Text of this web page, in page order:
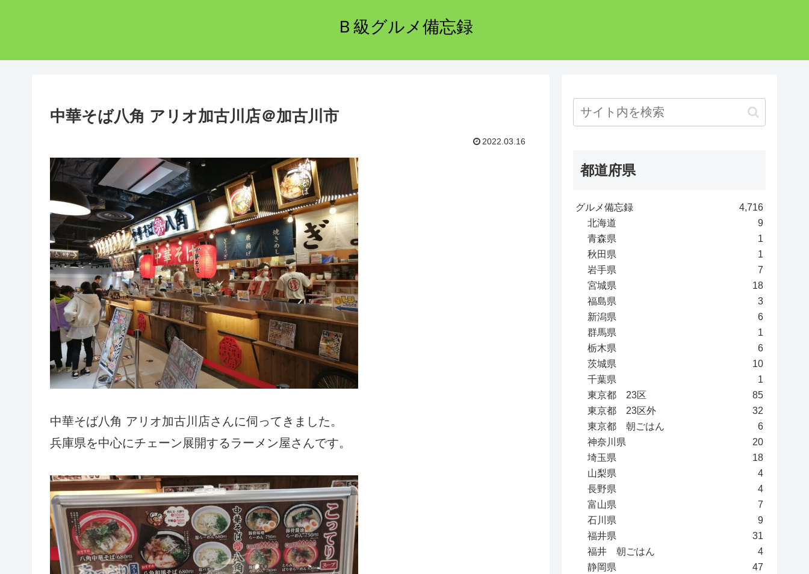
Ｂ級グルメ備忘録
中華そば八角 アリオ加古川店＠加古川市
2022.03.16
中華そば八角 アリオ加古川店さんに伺ってきました。
兵庫県を中心にチェーン展開するラーメン屋さんです。
都道府県
グルメ備忘録
4,716
北海道
9
青森県
1
秋田県
1
岩手県
7
宮城県
18
福島県
3
新潟県
6
群馬県
1
栃木県
6
茨城県
10
千葉県
1
東京都 23区
85
東京都 23区外
32
東京都 朝ごはん
6
神奈川県
20
埼玉県
18
山梨県
4
長野県
4
富山県
7
石川県
9
福井県
31
福井 朝ごはん
4
静岡県
47